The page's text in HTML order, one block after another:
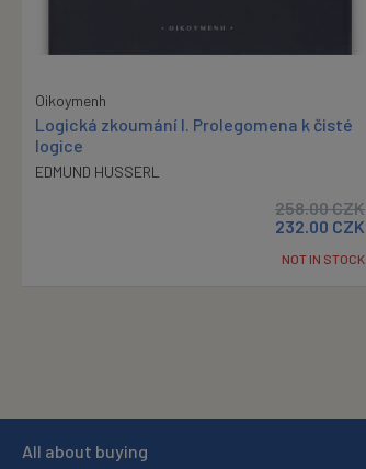
Oikoymenh
Logická zkoumání I. Prolegomena k čisté
logice
EDMUND HUSSERL
258.00CZK
232.00 CZK
NOT IN STOCK
All about buying